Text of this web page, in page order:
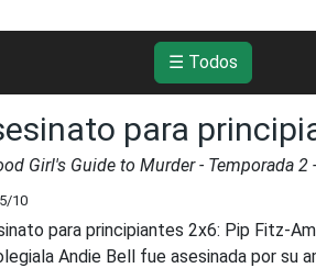
☰ Todos
para
Girl's Guide to Murder- Temporada 2
/10
para principiantes 2x6: Pip Fitz-
Andie Bell fue asesinada por su